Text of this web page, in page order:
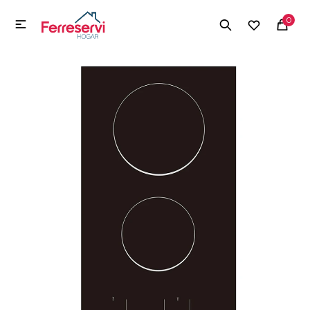
0

MI CUENTA
Herramientas y Construcción
Electrodomésticos